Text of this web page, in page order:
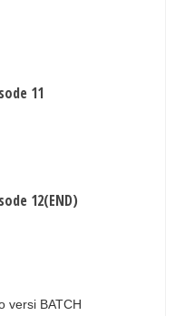
11
12(END)
versi BATCH